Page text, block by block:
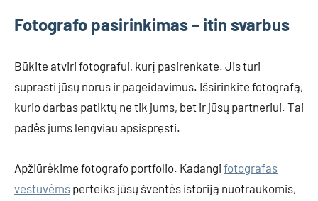
Fotografo pasirinkimas – itin svarbus
Būkite atviri fotografui, kurį pasirenkate. Jis turi
suprasti jūsų norus ir pageidavimus. Išsirinkite fotografą,
kurio darbas patiktų ne tik jums, bet ir jūsų partneriui. Tai
padės jums lengviau apsispręsti.
Apžiūrėkime fotografo portfolio. Kadangi fotografas
vestuvėms perteiks jūsų šventės istoriją nuotraukomis,